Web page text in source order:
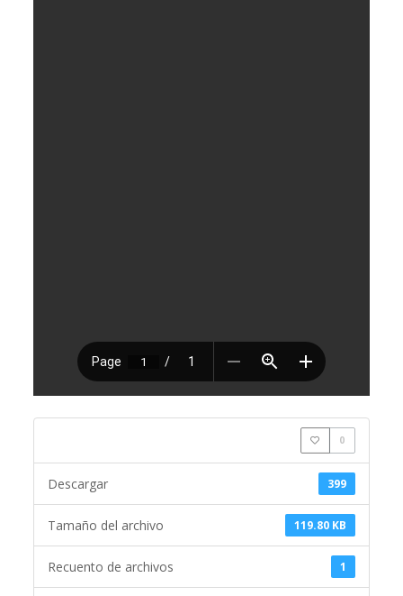
0
399
Descargar
119.80 KB
Tamaño del archivo
1
Recuento de archivos